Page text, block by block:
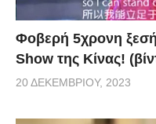
Φοβερή 5χρονη
Show της Κίνας!
20 ΔΕΚΕΜΒΡΊΟΥ, 2023